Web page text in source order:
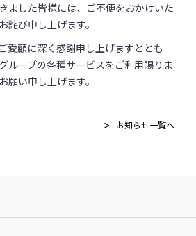
ました皆様には、ご不便をおかけいた
詫び申し上げます。
愛顧に深く感謝申し上げますととも
ループの各種サービスをご利用賜りま
願い申し上げます。
お知らせ一覧へ